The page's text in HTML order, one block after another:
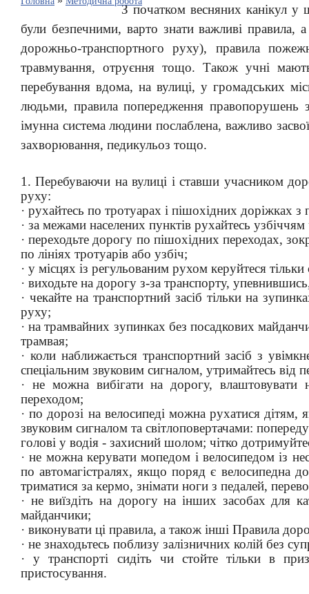
З початком весняних канікул у
були безпечними, варто знати важливі правила,
дорожньо-транспортного руху), правила
травмування, отруєння тощо. Також учні мають
перебування вдома, на вулиці, у громадських
людьми, правила попередження правопорушень
імунна система людини послаблена, важливо
захворювання, педикульоз тощо.
1. Перебуваючи на вулиці і ставши учасником
руху:
· рухайтесь по тротуарах і пішохідних доріжках з
· за межами населених пунктів рухайтесь
· переходьте дорогу по пішохідних переходах,
по лініях тротуарів або узбіч;
· у місцях із регульованим рухом керуйтеся
· виходьте на дорогу з-за транспорту,
· чекайте на транспортний засіб тільки на
руху;
· на трамвайних зупинках без посадкових
трамвая;
· коли наближається транспортний засіб з
спеціальним звуковим сигналом, утримайтесь від
· не можна вибігати на дорогу, влаштовувати
переходом;
· по дорозі на велосипеді можна рухатися
звуковим сигналом та світлоповертачами:
голові у водія - захисний шолом; чітко
· не можна керувати мопедом і велосипедом із
по автомагістралях, якщо поряд є велосипедна
триматися за кермо, знімати ноги з педалей,
· не виїздіть на дорогу на інших засобах для
майданчики;
· виконувати ці правила, а також інші Правила
· не знаходьтесь поблизу залізничних колій без
· у транспорті сидіть чи стойте тільки в
пристосування.